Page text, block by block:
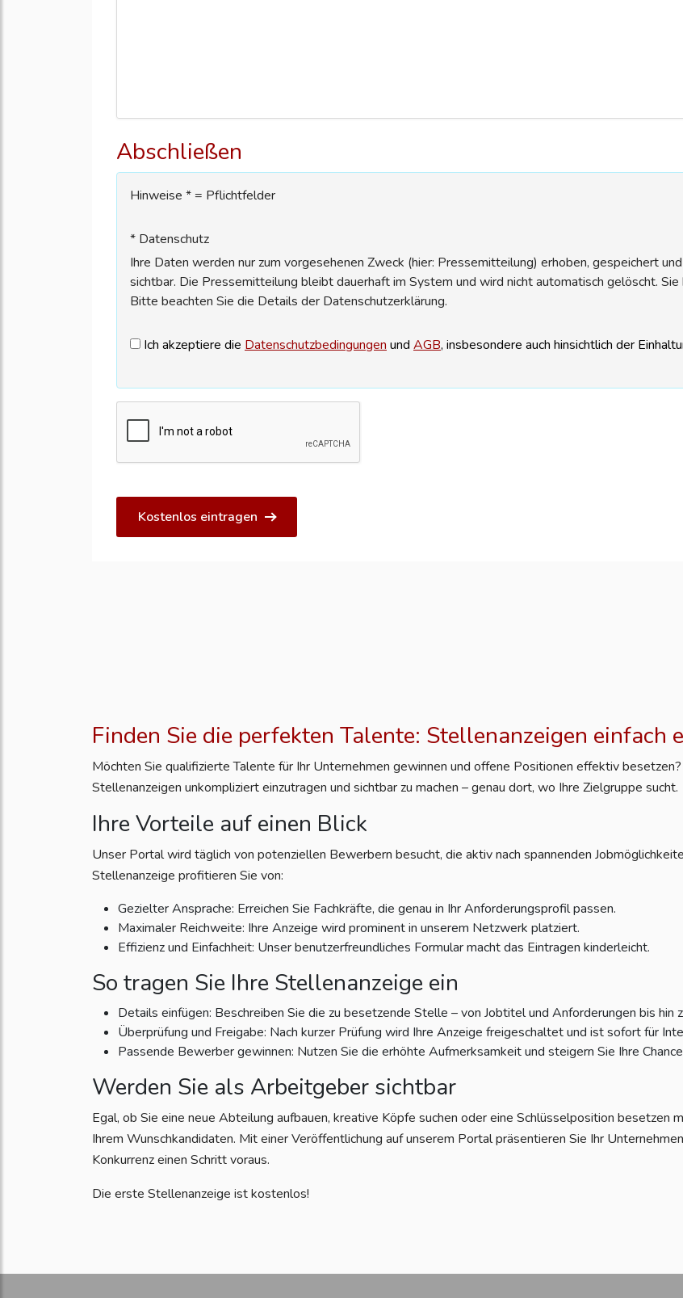
Abschließen
Hinweise * = Pflichtfelder
* Datenschutz
Ihre Daten werden nur zum vorgesehenen Zweck (hier: Pressemitteilung) erhoben, gespeichert
sichtbar. Die Pressemitteilung bleibt dauerhaft im System und wird nicht automatisch gelöscht.
Bitte beachten Sie die Details der Datenschutzerklärung.
Ich akzeptiere die Datenschutzbedingungen und AGB, insbesondere auch hinsichtlich der
Kostenlos eintragen
Finden Sie die perfekten Talente: Stellenanzeigen einfach
Möchten Sie qualifizierte Talente für Ihr Unternehmen gewinnen und offene Positionen effektiv
Stellenanzeigen unkompliziert einzutragen und sichtbar zu machen – genau dort, wo Ihre Zielgruppe sucht.
Ihre Vorteile auf einen Blick
Unser Portal wird täglich von potenziellen Bewerbern besucht, die aktiv nach spannenden
Stellenanzeige profitieren Sie von:
Gezielter Ansprache: Erreichen Sie Fachkräfte, die genau in Ihr Anforderungsprofil passen.
Maximaler Reichweite: Ihre Anzeige wird prominent in unserem Netzwerk platziert.
Effizienz und Einfachheit: Unser benutzerfreundliches Formular macht das Eintragen kinderleicht.
So tragen Sie Ihre Stellenanzeige ein
Details einfügen: Beschreiben Sie die zu besetzende Stelle – von Jobtitel und Anforderungen bis
Überprüfung und Freigabe: Nach kurzer Prüfung wird Ihre Anzeige freigeschaltet und ist sofort für
Passende Bewerber gewinnen: Nutzen Sie die erhöhte Aufmerksamkeit und steigern Sie Ihre
Werden Sie als Arbeitgeber sichtbar
Egal, ob Sie eine neue Abteilung aufbauen, kreative Köpfe suchen oder eine Schlüsselposition besetzen
Ihrem Wunschkandidaten. Mit einer Veröffentlichung auf unserem Portal präsentieren Sie Ihr
Konkurrenz einen Schritt voraus.
Die erste Stellenanzeige ist kostenlos!